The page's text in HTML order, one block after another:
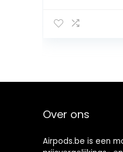
Draadloze
uur met USB-
fitness
Over ons
Airpods.be is een